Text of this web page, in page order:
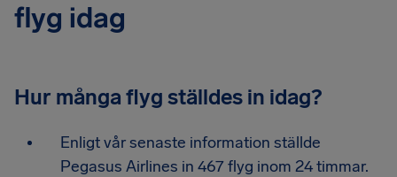
flyg idag
Hur många flyg ställdes in idag?
Enligt vår senaste information ställde
Pegasus Airlines in 467 flyg inom 24 timmar.